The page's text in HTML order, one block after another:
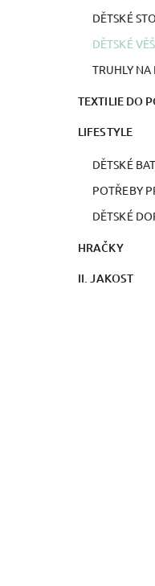
DĚTSKÉ
DĚTSKÉ
TRUHLY NA
TEXTILIE DO
LIFESTYLE
DĚTSKÉ
POTŘEBY
DĚTSKÉ
HRAČKY
II. JAKOST